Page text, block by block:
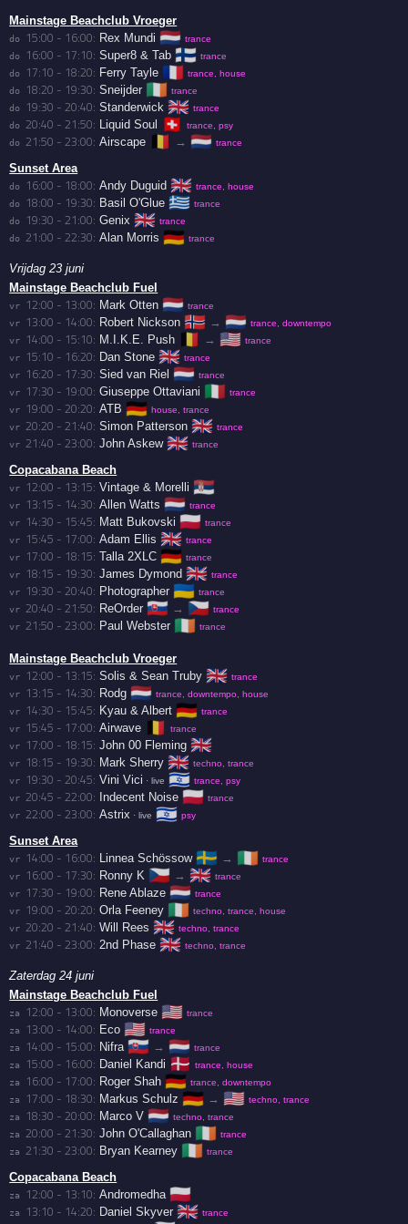
Mainstage Beachclub Vroeger
do 15:00 - 16:00: Rex Mundi 🇳🇱 trance
do 16:00 - 17:10: Super8 & Tab 🇫🇮 trance
do 17:10 - 18:20: Ferry Tayle 🇫🇷 trance, house
do 18:20 - 19:30: Sneijder 🇮🇪 trance
do 19:30 - 20:40: Standerwick 🇬🇧 trance
do 20:40 - 21:50: Liquid Soul 🇨🇭 trance, psy
do 21:50 - 23:00: Airscape 🇧🇪 → 🇳🇱 trance
Sunset Area
do 16:00 - 18:00: Andy Duguid 🇬🇧 trance, house
do 18:00 - 19:30: Basil O'Glue 🇬🇷 trance
do 19:30 - 21:00: Genix 🇬🇧 trance
do 21:00 - 22:30: Alan Morris 🇩🇪 trance
Vrijdag 23 juni
Mainstage Beachclub Fuel
vr 12:00 - 13:00: Mark Otten 🇳🇱 trance
vr 13:00 - 14:00: Robert Nickson 🇳🇴 → 🇳🇱 trance, downtempo
vr 14:00 - 15:10: M.I.K.E. Push 🇧🇪 → 🇺🇸 trance
vr 15:10 - 16:20: Dan Stone 🇬🇧 trance
vr 16:20 - 17:30: Sied van Riel 🇳🇱 trance
vr 17:30 - 19:00: Giuseppe Ottaviani 🇮🇹 trance
vr 19:00 - 20:20: ATB 🇩🇪 house, trance
vr 20:20 - 21:40: Simon Patterson 🇬🇧 trance
vr 21:40 - 23:00: John Askew 🇬🇧 trance
Copacabana Beach
vr 12:00 - 13:15: Vintage & Morelli 🇷🇸
vr 13:15 - 14:30: Allen Watts 🇳🇱 trance
vr 14:30 - 15:45: Matt Bukovski 🇵🇱 trance
vr 15:45 - 17:00: Adam Ellis 🇬🇧 trance
vr 17:00 - 18:15: Talla 2XLC 🇩🇪 trance
vr 18:15 - 19:30: James Dymond 🇬🇧 trance
vr 19:30 - 20:40: Photographer 🇺🇦 trance
vr 20:40 - 21:50: ReOrder 🇸🇰 → 🇨🇿 trance
vr 21:50 - 23:00: Paul Webster 🇮🇪 trance
Mainstage Beachclub Vroeger
vr 12:00 - 13:15: Solis & Sean Truby 🇬🇧 trance
vr 13:15 - 14:30: Rodg 🇳🇱 trance, downtempo, house
vr 14:30 - 15:45: Kyau & Albert 🇩🇪 trance
vr 15:45 - 17:00: Airwave 🇧🇪 trance
vr 17:00 - 18:15: John 00 Fleming 🇬🇧
vr 18:15 - 19:30: Mark Sherry 🇬🇧 techno, trance
vr 19:30 - 20:45: Vini Vici · live 🇮🇱 trance, psy
vr 20:45 - 22:00: Indecent Noise 🇵🇱 trance
vr 22:00 - 23:00: Astrix · live 🇮🇱 psy
Sunset Area
vr 14:00 - 16:00: Linnea Schössow 🇸🇪 → 🇮🇪 trance
vr 16:00 - 17:30: Ronny K 🇨🇿 → 🇬🇧 trance
vr 17:30 - 19:00: Rene Ablaze 🇳🇱 trance
vr 19:00 - 20:20: Orla Feeney 🇮🇪 techno, trance, house
vr 20:20 - 21:40: Will Rees 🇬🇧 techno, trance
vr 21:40 - 23:00: 2nd Phase 🇬🇧 techno, trance
Zaterdag 24 juni
Mainstage Beachclub Fuel
za 12:00 - 13:00: Monoverse 🇺🇸 trance
za 13:00 - 14:00: Eco 🇺🇸 trance
za 14:00 - 15:00: Nifra 🇸🇰 → 🇳🇱 trance
za 15:00 - 16:00: Daniel Kandi 🇩🇰 trance, house
za 16:00 - 17:00: Roger Shah 🇩🇪 trance, downtempo
za 17:00 - 18:30: Markus Schulz 🇩🇪 → 🇺🇸 techno, trance
za 18:30 - 20:00: Marco V 🇳🇱 techno, trance
za 20:00 - 21:30: John O'Callaghan 🇮🇪 trance
za 21:30 - 23:00: Bryan Kearney 🇮🇪 trance
Copacabana Beach
za 12:00 - 13:10: Andromedha 🇵🇱
za 13:10 - 14:20: Daniel Skyver 🇬🇧 trance